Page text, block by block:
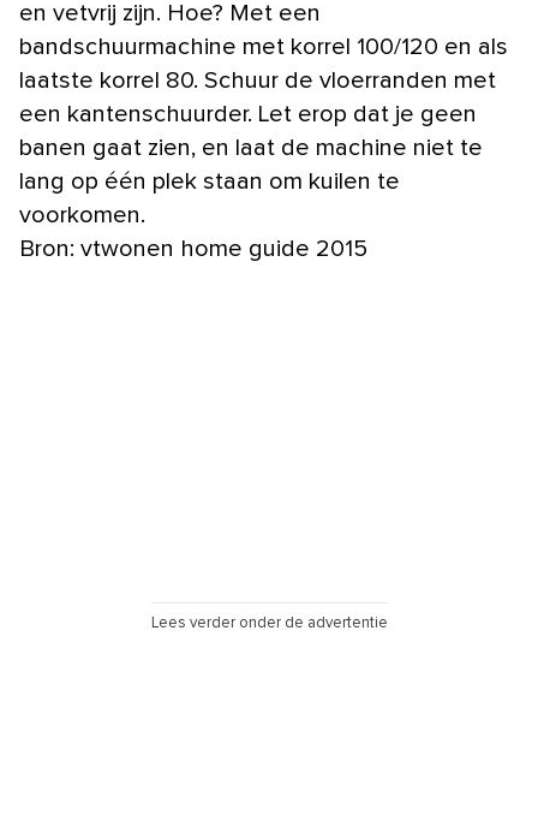
en vetvrij zijn. Hoe? Met een
bandschuurmachine met korrel 100/120 en als
laatste korrel 80. Schuur de vloerranden met
een kantenschuurder. Let erop dat je geen
banen gaat zien, en laat de machine niet te
lang op één plek staan om kuilen te
voorkomen.
Bron: vtwonen home guide 2015
Lees verder onder de advertentie